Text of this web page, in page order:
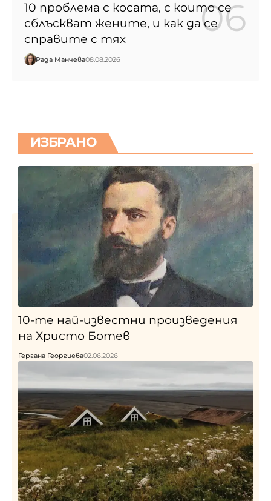
10 проблема с косата, с които се
сблъскват жените, и как да се
справите с тях
Рада Манчева08.08.2026
ИЗБРАНО
10-те най-известни произведения
на Христо Ботев
Гергана Георгиева02.06.2026